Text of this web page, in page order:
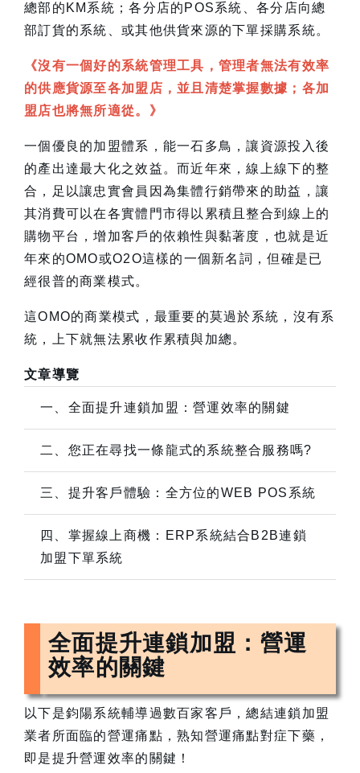
總部的KM系統；各分店的POS系統、各分店向總
部訂貨的系統、或其他供貨來源的下單採購系統。
《沒有一個好的系統管理工具，管理者無法有效率
的供應貨源至各加盟店，並且清楚掌握數據；各加
盟店也將無所適從。》
一個優良的加盟體系，能一石多鳥，讓資源投入後
的產出達最大化之效益。而近年來，線上線下的整
合，足以讓忠實會員因為集體行銷帶來的助益，讓
其消費可以在各實體門市得以累積且整合到線上的
購物平台，增加客戶的依賴性與黏著度，也就是近
年來的OMO或O2O這樣的一個新名詞，但確是已
經很普的商業模式。
這OMO的商業模式，最重要的莫過於系統，沒有系
統，上下就無法累收作累積與加總。
文章導覽
一、全面提升連鎖加盟：營運效率的關鍵
二、您正在尋找一條龍式的系統整合服務嗎?
三、提升客戶體驗：全方位的WEB POS系統
四、掌握線上商機：ERP系統結合B2B連鎖
加盟下單系統
全面提升連鎖加盟：營運
效率的關鍵
以下是鈞陽系統輔導過數百家客戶，總結連鎖加盟
業者所面臨的營運痛點，熟知營運痛點對症下藥，
即是提升營運效率的關鍵！